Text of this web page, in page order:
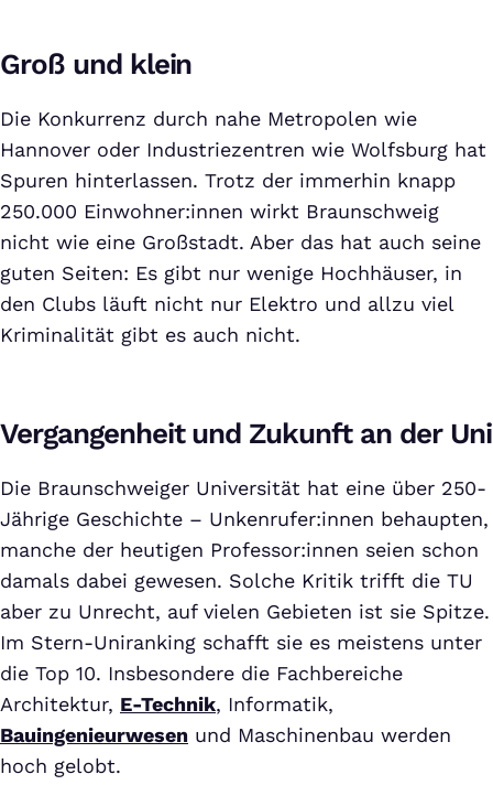
Groß und klein
Die Konkurrenz durch nahe Metropolen wie
Hannover oder Industriezentren wie Wolfsburg hat
Spuren hinterlassen. Trotz der immerhin knapp
250.000 Einwohner:innen wirkt Braunschweig
nicht wie eine Großstadt. Aber das hat auch seine
guten Seiten: Es gibt nur wenige Hochhäuser, in
den Clubs läuft nicht nur Elektro und allzu viel
Kriminalität gibt es auch nicht.
Vergangenheit und Zukunft an der Uni
Die Braunschweiger Universität hat eine über 250-
Jährige Geschichte – Unkenrufer:innen behaupten,
manche der heutigen Professor:innen seien schon
damals dabei gewesen. Solche Kritik trifft die TU
aber zu Unrecht, auf vielen Gebieten ist sie Spitze.
Im Stern-Uniranking schafft sie es meistens unter
die Top 10. Insbesondere die Fachbereiche
Architektur, E-Technik, Informatik,
Bauingenieurwesen und Maschinenbau werden
hoch gelobt.